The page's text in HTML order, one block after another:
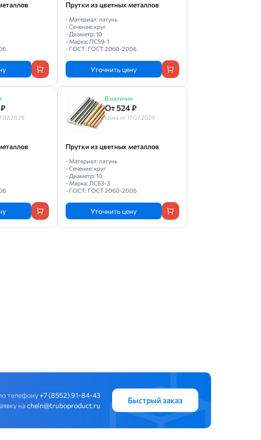
Прутки из цветных металлов
- Материал: латунь
- Сечение: круг
- Диаметр: 10
- Марка: ЛС59-1
- ГОСТ: ГОСТ 2060-2006
Уточнить цену
В наличии
От 524 ₽
Цена от 17.07.2026
Прутки из цветных металлов
- Материал: латунь
- Сечение: круг
- Диаметр: 10
- Марка: ЛС63-3
- ГОСТ: ГОСТ 2060-2006
Уточнить цену
телефону +7 (8552) 91-84-43
наcheln@truboproduct.ru
Быстрый заказ